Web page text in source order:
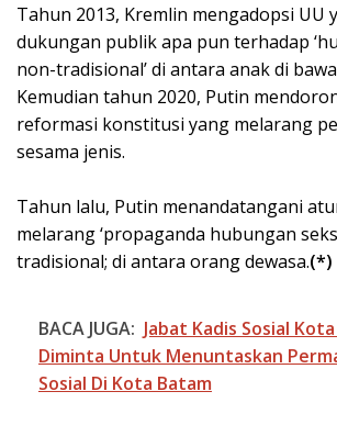
Tahun 2013, Kremlin mengadopsi UU
dukungan publik apa pun terhadap
non-tradisional’ di antara anak di
Kemudian tahun 2020, Putin
reformasi konstitusi yang melarang
sesama jenis.
Tahun lalu, Putin menandatangani
melarang ‘propaganda hubungan
tradisional; di antara orang dewasa.(*)
BACA JUGA: Jabat Kadis Sosial
Diminta Untuk Menuntaskan
Sosial Di Kota Batam